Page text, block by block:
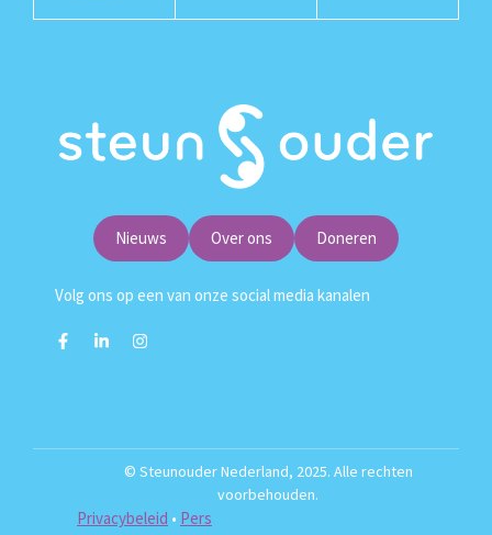
Nieuws Over ons Doneren
Volg ons op een van onze social media kanalen
© Steunouder Nederland, 2025. Alle rechten
voorbehouden.
Privacybeleid • Pers